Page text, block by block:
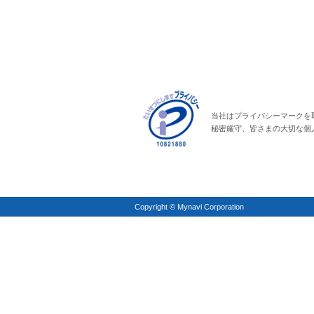
当社はプライバシーマークを
秘密厳守、皆さまの大切な個
Copyright © Mynavi Corporation